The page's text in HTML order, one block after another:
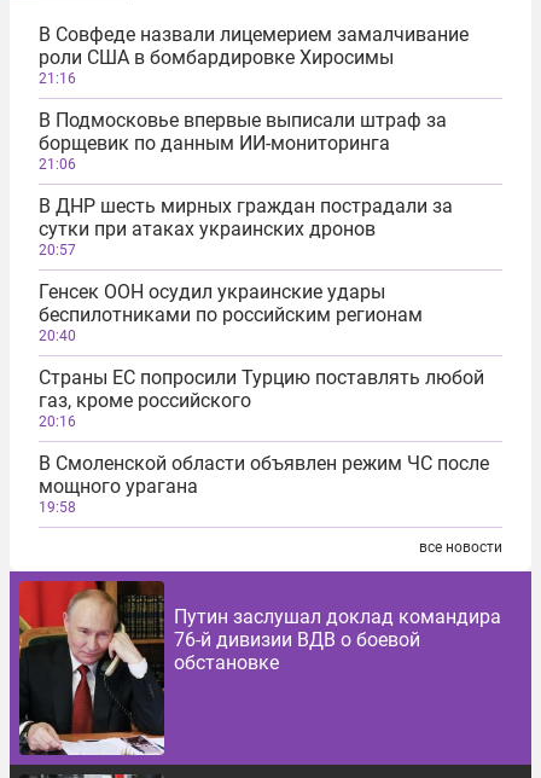
В Совфеде назвали лицемерием замалчивание
роли США в бомбардировке Хиросимы
21:16
В Подмосковье впервые выписали штраф за
борщевик по данным ИИ-мониторинга
21:06
В ДНР шесть мирных граждан пострадали за
сутки при атаках украинских дронов
20:57
Генсек ООН осудил украинские удары
беспилотниками по российским регионам
20:40
Страны ЕС попросили Турцию поставлять любой
газ, кроме российского
20:16
В Смоленской области объявлен режим ЧС после
мощного урагана
19:58
все новости
Путин заслушал доклад командира
76-й дивизии ВДВ о боевой
обстановке